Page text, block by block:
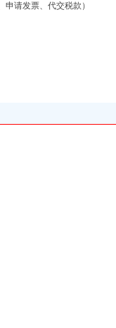
请发票、代交税款）